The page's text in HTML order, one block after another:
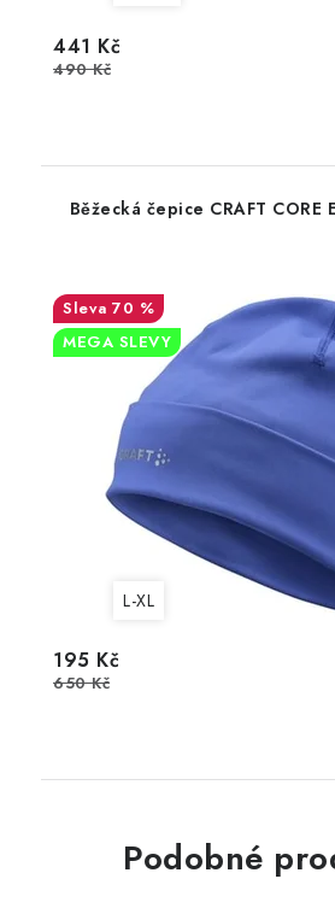
441 Kč
490 Kč
Běžecká čepice CRAFT CORE
70 %
MEGA SLEVY
L-XL
195 Kč
650 Kč
Podobné